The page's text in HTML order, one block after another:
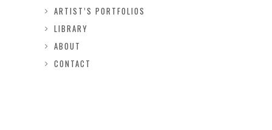
ARTIST’S PORTFOLIOS
LIBRARY
ABOUT
CONTACT